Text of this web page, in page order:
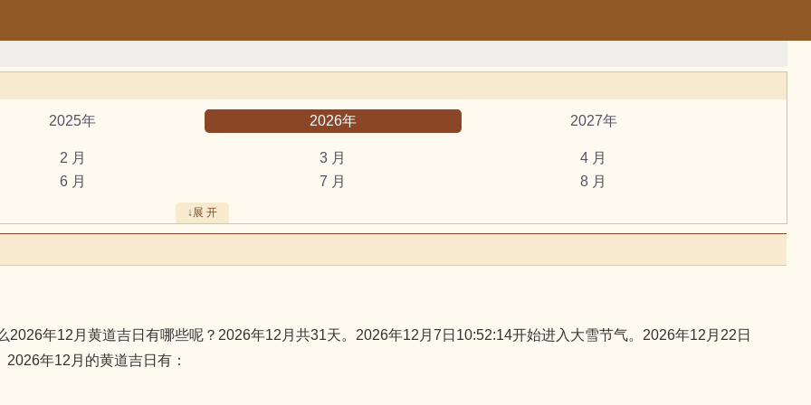
2025年 2026年 2027年
2 月 3 月
4 月
6 月 7 月
8 月
结婚 开工
开市
↓展 开
年12月黄道吉日有哪些呢？2026年12月共31天。2026年12月7日10:52:14开始进入大雪节气。2026年12月22日
年12月的黄道吉日有：